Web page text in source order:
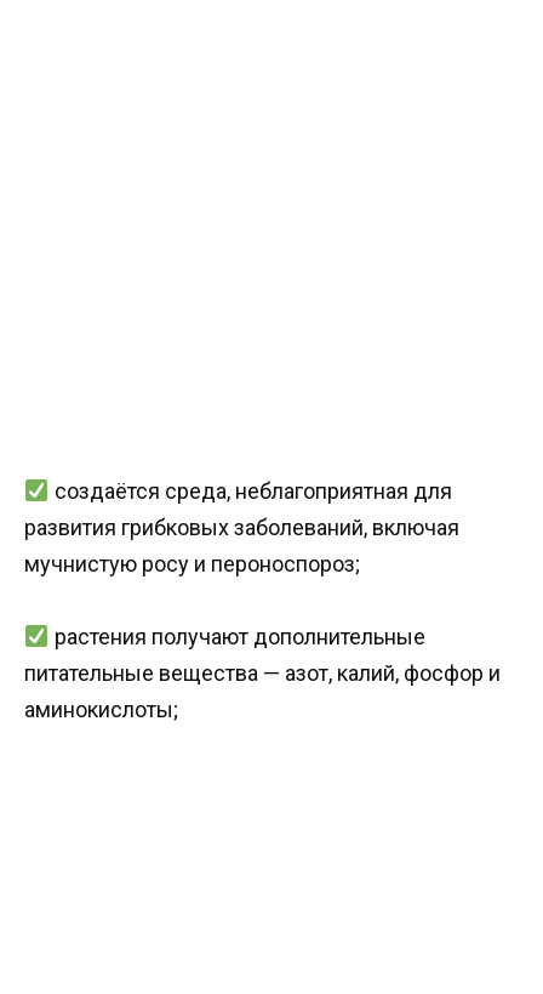
создаётся среда, неблагоприятная для
развития грибковых заболеваний, включая
мучнистую росу и пероноспороз;
растения получают дополнительные
питательные вещества — азот, калий, фосфор и
аминокислоты;